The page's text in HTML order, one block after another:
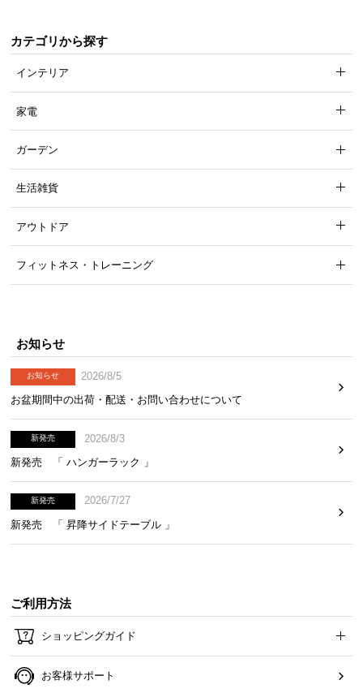
床面に優しい保護パーツ
脚部の底面には樹脂製の脚キャップ付き。床への傷
付きや凹みの心配がありません。
ホワイト
カテゴリから探す
インテリア
家電
ガーデン
生活雑貨
アウトドア
フィットネス・トレーニング
お知らせ
お知らせ
2026/8/5
お盆期間中の出荷・配送・お問い合わせについて
新発売
2026/8/3
新発売 「 ハンガーラック 」
新発売
2026/7/27
新発売 「 昇降サイドテーブル 」
ご利用方法
ショッピングガイド
お客様サポート